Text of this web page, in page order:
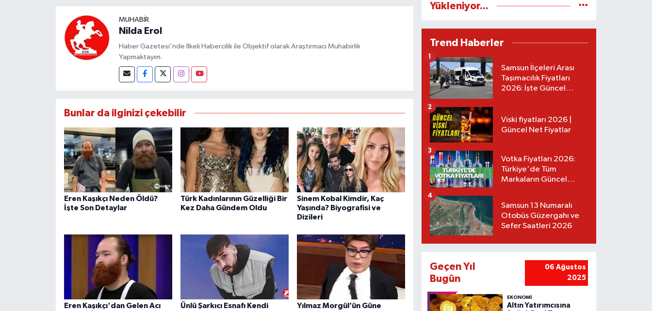
MUHABIR
Nilda Erol
Haber Gazetesi'nde İlkeli Habercilik ile Objektif olarak Araştırmacı Muhabirlik
Yapmaktayım.
Bunlar da ilginizi çekebilir
Eren Kaşıkçı Neden Öldü?
İşte Son Detaylar
Türk Kadınlarının Güzelliği Bir
Kez Daha Gündem Oldu
Sinem Kobal Kimdir, Kaç
Yaşında? Biyografisi ve
Dizileri
Eren Kaşıkçı'dan Gelen Acı
Ünlü Şarkıcı Esnafı Kendi
Yılmaz Morgül’ün Güne
Yükleniyor...
Trend Haberler
Samsun İlçeleri Arası
Taşımacılık Fiyatları
2026: İşte Güncel
1
Viski fiyatları 2026 |
Güncel Net Fiyatlar
2
Votka Fiyatları 2026:
Türkiye'de Tüm
Markaların Güncel
3
Samsun 13 Numaralı
Otobüs Güzergahı ve
Sefer Saatleri 2026
4
Geçen Yıl
Bugün
06 Ağustos
2025
EKONOMİ
Altın Yatırımcısına